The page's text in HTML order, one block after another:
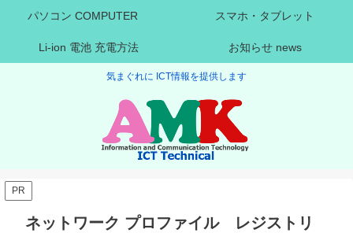
気まぐれに ICT情報を提供します
パソコン COMPUTER スマホ・タブレット
Li-ion 電池 充電方法 お知らせ news
PR
ネットワーク プロファイル レジストリ